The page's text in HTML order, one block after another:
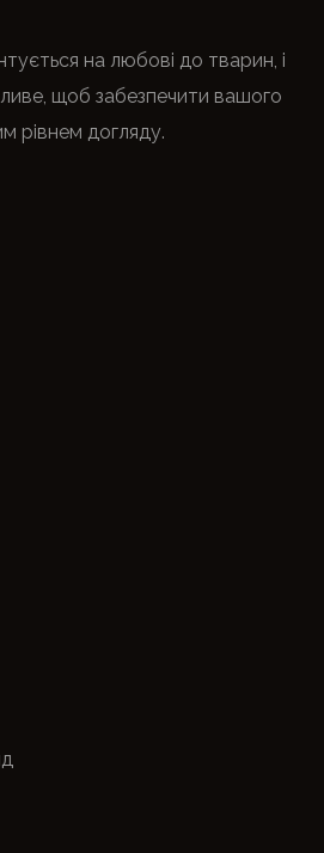
на любові до тварин, і
щоб забезпечити вашого
рівнем догляду.